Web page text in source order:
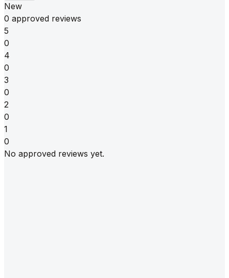
New
0 approved reviews
5
0
4
0
3
0
2
0
1
0
No approved reviews yet.